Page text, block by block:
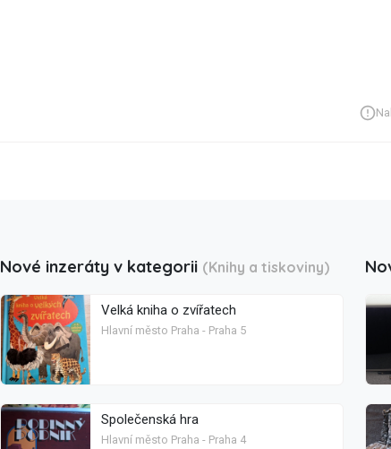
Nové inzeráty v kategorii (Knihy a tiskoviny)
Velká kniha o zvířatech
Hlavní město Praha - Praha 5
Společenská hra
Hlavní město Praha - Praha 4